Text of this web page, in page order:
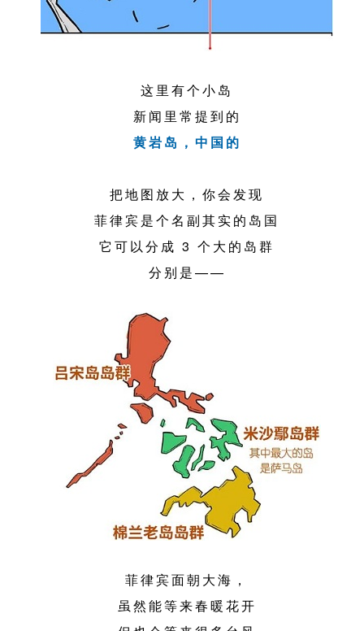
这里有个小岛
新闻里常提到的
黄岩岛，中国的
把地图放大，你会发现
菲律宾是个名副其实的岛国
它可以分成 3 个大的岛群
分别是——
菲律宾面朝大海，
虽然能等来春暖花开